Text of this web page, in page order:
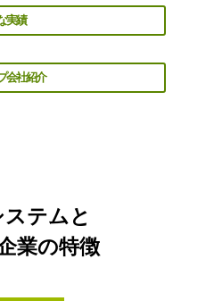
実績
会社紹介
テムと
業の特徴